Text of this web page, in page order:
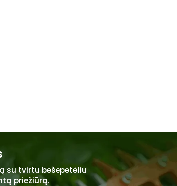
su tvirtu bešepetėliu
priežiūrą.